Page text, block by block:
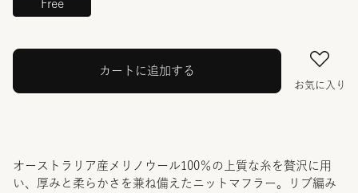
Free
カートに追加する
お気に入り
オーストラリア産メリノウール100％の上質な糸を贅沢に用
い、厚みと柔らかさを兼ね備えたニットマフラー。リブ編み